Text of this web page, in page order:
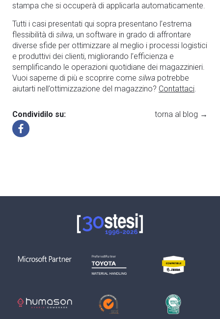
stampa che si occuperà di applicarla automaticamente.
Tutti i casi presentati qui sopra presentano l’estrema
flessibilità di silwa, un software in grado di affrontare
diverse sfide per ottimizzare al meglio i processi logistici
e produttivi dei clienti, migliorando l’efficienza e
semplificando le operazioni quotidiane dei magazzinieri.
Vuoi saperne di più e scoprire come silwa potrebbe
aiutarti nell’ottimizzazione del magazzino? Contattaci
Condividilo su: torna al blog →